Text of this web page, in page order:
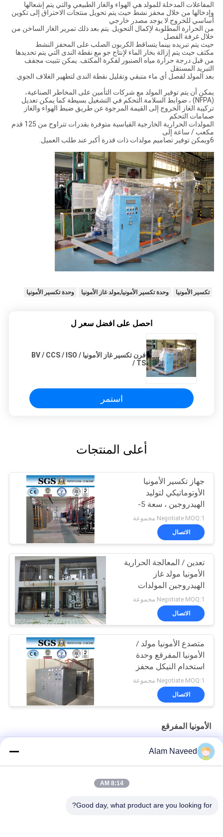
المفاعلات المدخلة للمولد هي الهواء والغاز الطبيعي والتي يتم إشعالها
وإدخالها من خلال محفز نشط حيث يتم تحويل منتجات الاحتراق إلى تكوين
أساسي للخروج.لا يوجد مصدر خارجي
من الحرارة المطلوبة لإكمال التحويل. يتم بعد ذلك تمرير الغاز الساخن من
خلال غرفة الفصل
حيث يتم تبريده بينما يتساقط الكربون الصلب على المحفز النشط
مكثف حيث يتم إزالة بخار الماء لإنتاج جو مع نقطة الندى التي يتم تحديدها
من قبل درجة حرارة مياه الصنبور لفكرة المكثف. يمكن تثبيت مجفف
التبريد المستقل
بعد المولد لفصل أي ماء متبقي وتقليل نقطة الندى لتطهير الغلاف الجوي.
يمكن أن يتم توفير المولد مع شركات التأمين على المخاطر الصناعية،
(NFPA) ، ضوابط السلامة.التحكم في التشغيل بسيطة كما يمكن تعديل
تركيبة الغاز الخروج إلى القيمة المرجوة عن طريق ضبط الهواء والغاز
صمامات التحكم
المولدات الحرارية الخارجية القياسية متوفرة بقدرات تتراوح من 125 قدم
مكعب / ساعة إلى
6ويمكن توفير تصاميم مولدات ذات قدرة أكبر عند طلب العميل.
تكسير الأمونيا وحدة تكسير الأمونيا,مولد غاز الأمونيا وحدة تكسير الأمونيا
احصل على افضل سعر ل
فرن تكسير غاز الأمونيا / BV / CCS / ISO
/ TS
استمر
أعلى المنتجات
جهاز تكسير الأمونيا
الأوتوماتيكي لتوليد
الهيدروجين ، سعة 5-
1000Nm3 / H
Negotiate MOQ:1 مجموعة
الاتصال
تعدين / المعالجة الحرارية
الأمونيا مولد غاز
الهيدروجين المولدات
Negotiate MOQ:1 مجموعة
الاتصال
متصدع الأمونيا مولد /
الأمونيا المفرقع وحدة
استخدام النيكل محفز
Negotiate MOQ:1 مجموعة
الاتصال
الأمونيا المفرقع
مصنع كراكير الأمونيا إنتاج الهيدروجين، للخط العائم الزجاجي، صناعة
الصلبAlam Naveed
8:14 AM
Good day, what product are you looking for?